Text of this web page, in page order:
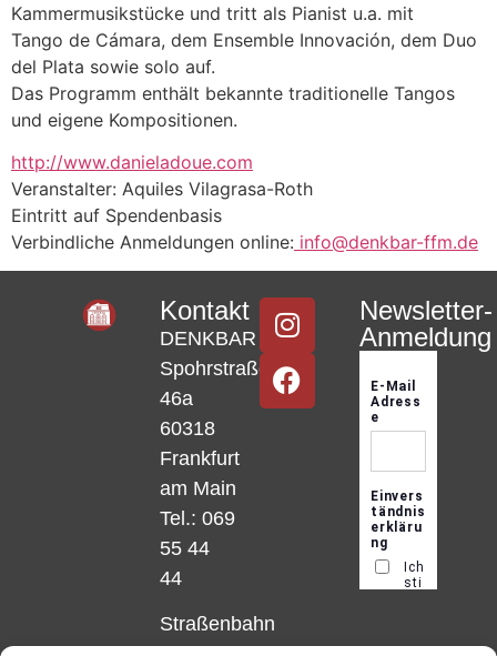
Kammermusikstücke und tritt als Pianist u.a. mit
Tango de Cámara, dem Ensemble Innovación, dem Duo
del Plata sowie solo auf.
Das Programm enthält bekannte traditionelle Tangos
und eigene Kompositionen.
http://www.danieladoue.com
Veranstalter: Aquiles Vilagrasa-Roth
Eintritt auf Spendenbasis
Verbindliche Anmeldungen online: info@denkbar-ffm.de
Kontakt
DENKBAR
Spohrstraße
46a
60318
Frankfurt
am Main
Tel.: 069
55 44
44
Straßenbahn
Newsletter-
Anmeldung